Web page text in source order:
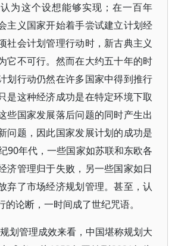
为这个设想能够实现；在一百年
主义国家开始着手尝试建立计划经
社会计划管理行动时，新古典主义
它不可行。然而在大约五十年的时
划行动仍然在许多国家中得到推行
是这种经济成功是在特定环境下取
些国家发展落后问题的同时产生出
问题，因此国家发展计划的成功是
90年代，一些国家如苏联和东欧各
济管理归于失败，另一些国家如日
弃了市场经济规划管理。甚至，认
的论断，一时间成了世纪咒语。
划管理成效来看，中国堪称规划大